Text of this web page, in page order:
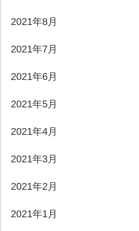
2021年8月
2021年7月
2021年6月
2021年5月
2021年4月
2021年3月
2021年2月
2021年1月